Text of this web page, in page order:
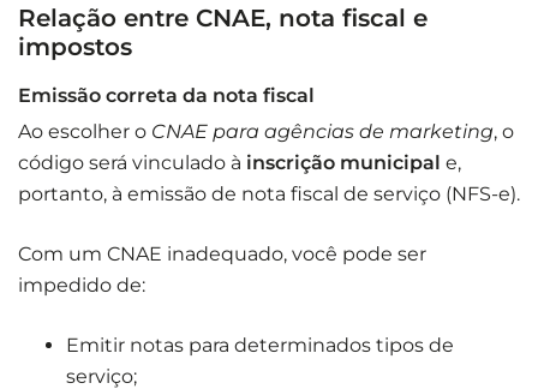
Relação entre CNAE, nota fiscal e
impostos
Emissão correta da nota fiscal
Ao escolher o CNAE para agências de marketing, o
código será vinculado à inscrição municipal e,
portanto, à emissão de nota fiscal de serviço (NFS-e).
Com um CNAE inadequado, você pode ser
impedido de:
Emitir notas para determinados tipos de
serviço;